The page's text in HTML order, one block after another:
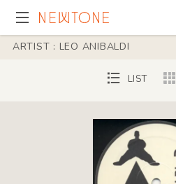
ARTIST : LEO ANIBALDI
LIST